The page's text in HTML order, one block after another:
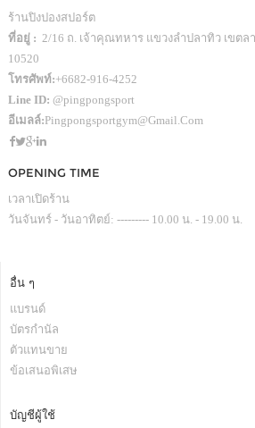
ร้านปิงปองสปอร์ต
ที่อยู่ : 2/16 ถ. เจ้าคุณทหาร แขวงลำปลาทิว เขตล
10520
โทรศัพท์:+6682-916-4252
Line ID: @pingpongsport
อีเมลล์:Pingpongsportgym@gmail.com
OPENING TIME
เวลาเปิดร้าน
วันจันทร์ - วันอาทิตย์: --------- 10.00 น. - 19.00 น.
อื่น ๆ
แบรนด์
บัตรกำนัล
ตัวแทนขาย
ข้อเสนอพิเสษ
บัญชีผู้ใช้